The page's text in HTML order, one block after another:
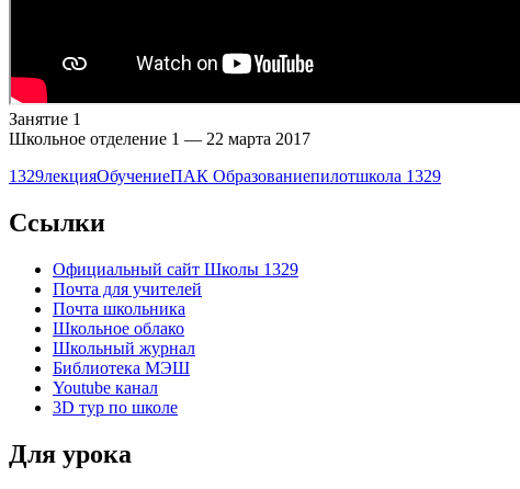
Занятие 1
Школьное отделение 1 — 22 марта 2017
1329лекцияОбучениеПАК Образованиепилотшкола 1329
Ccылки
Официальный сайт Школы 1329
Почта для учителей
Почта школьника
Школьное облако
Школьный журнал
Библиотека МЭШ
Youtube канал
3D тур по школе
Для урока